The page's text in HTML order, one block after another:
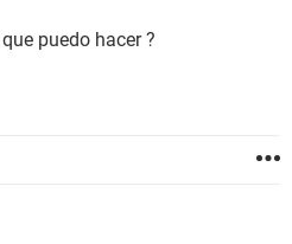
puedo hacer ?